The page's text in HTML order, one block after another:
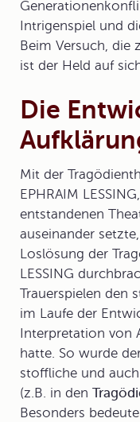
Intrigenspiel und
Beim Versuch, die
ist der Held auf
Die
Mit der
EPHRAIM LESSING
entstandenen
auseinander
Loslösung der
LESSING
Trauerspielen den
im Laufe der
Interpretation von
hatte. So wurde
stoffliche und
(z.B. in den
Besonders